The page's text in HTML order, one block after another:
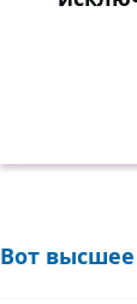
Вот высшее